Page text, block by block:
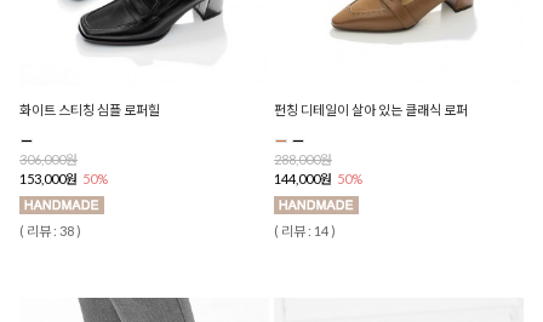
화이트 스티칭 심플 로퍼힐
306,000원
153,000원 50%
( 리뷰 : 38 )
펀칭 디테일이 살아 있는 클래식 로퍼
288,000원
144,000원 50%
( 리뷰 : 14 )